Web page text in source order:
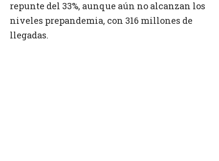
repunte del 33%, aunque aún no alcanzan los
niveles prepandemia, con 316 millones de
llegadas.